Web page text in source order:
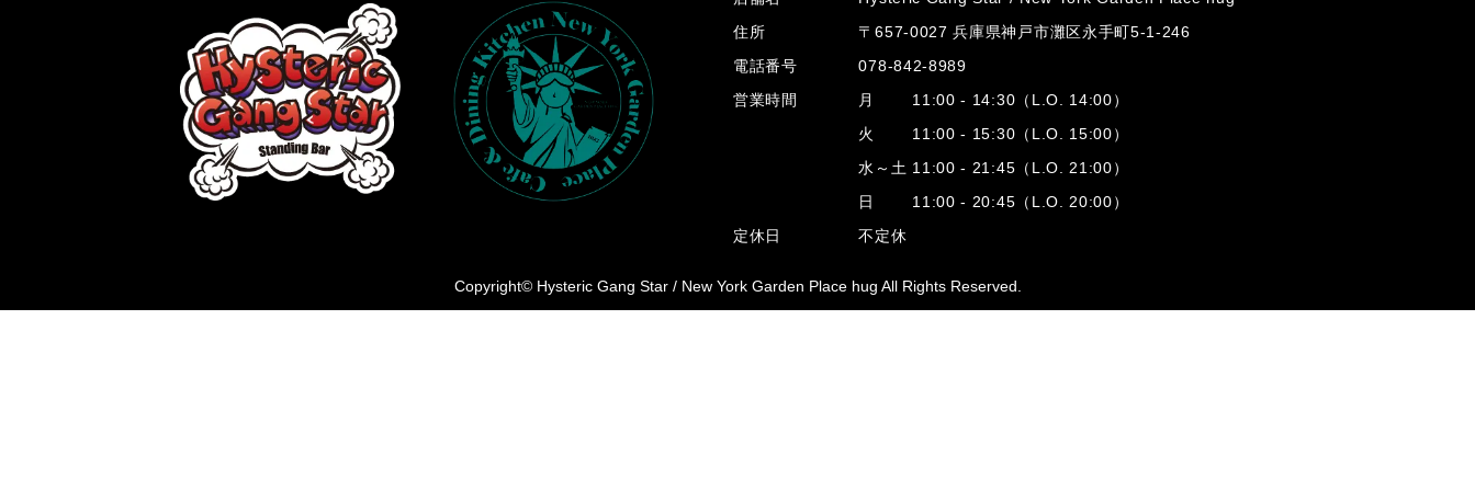
住所
〒657-0027 兵庫県神戸市灘区永手町5-1-246
電話番号
078-842-8989
営業時間
月 11:00 - 14:30（L.O. 14:00）
火 11:00 - 15:30（L.O. 15:00）
水～土 11:00 - 21:45（L.O. 21:00）
日 11:00 - 20:45（L.O. 20:00）
定休日
不定休
Copyright© Hysteric Gang Star / New York Garden Place hug All Rights Reserved.